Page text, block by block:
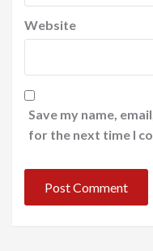
Website
Save my name,
for the next time I